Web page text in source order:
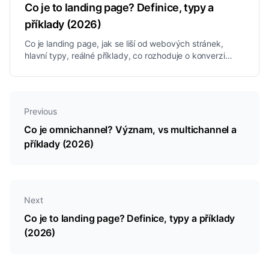
Co je to landing page? Definice, typy a
příklady (2026)
Co je landing page, jak se liší od webových stránek,
hlavní typy, reálné příklady, co rozhoduje o konverzi a
Previous
Co je omnichannel? Význam, vs multichannel a
příklady (2026)
Next
Co je to landing page? Definice, typy a příklady
(2026)